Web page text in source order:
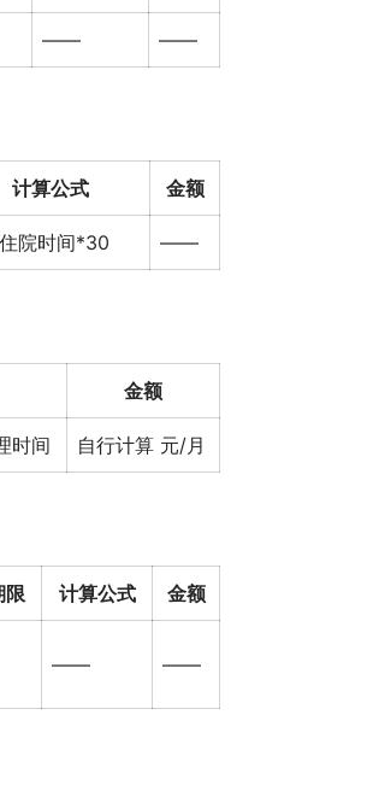
—— ——
计算公式 金额
院时间*30 ——
金额
时间 自行计算 元/月
限 计算公式 金额
—— ——